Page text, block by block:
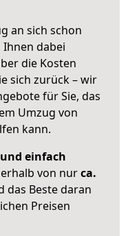
an sich schon
dabei
die Kosten
sich zurück – wir
für Sie, das
Umzug von
kann.
einfach
von nurca.
das Beste daran
Preisen